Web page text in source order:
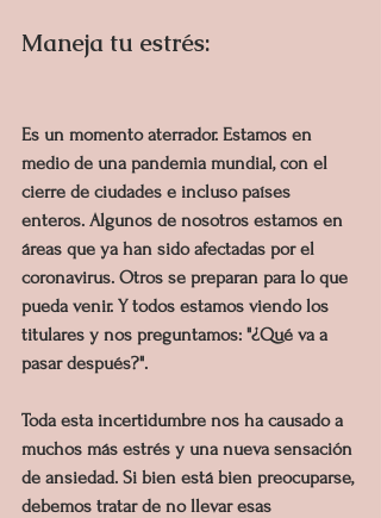
Maneja tu estrés:
Es un momento aterrador. Estamos en
medio de una pandemia mundial, con el
cierre de ciudades e incluso países
enteros. Algunos de nosotros estamos en
áreas que ya han sido afectadas por el
coronavirus. Otros se preparan para lo que
pueda venir. Y todos estamos viendo los
titulares y nos preguntamos: "¿Qué va a
pasar después?".
Toda esta incertidumbre nos ha causado a
muchos más estrés y una nueva sensación
de ansiedad. Si bien está bien preocuparse,
debemos tratar de no llevar esas